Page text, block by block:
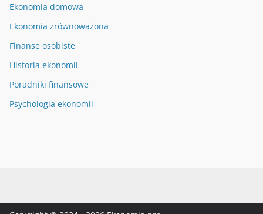
Ekonomia domowa
Ekonomia zrównoważona
Finanse osobiste
Historia ekonomii
Poradniki finansowe
Psychologia ekonomii